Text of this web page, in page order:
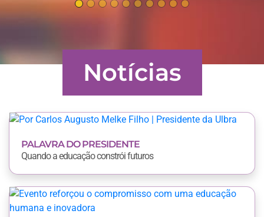
Notícias
PALAVRA DO PRESIDENTE
Quando a educação constrói futuros